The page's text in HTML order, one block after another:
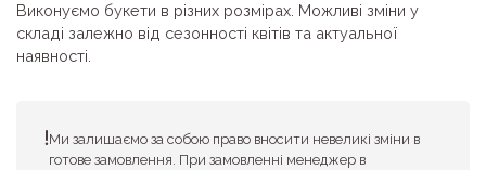
Виконуємо букети в різних розмірах. Можливі зміни у
складі залежно від сезонності квітів та актуальної
наявності.
Ми залишаємо за собою право вносити невеликі зміни в
готове замовлення. При замовленні менеджер в